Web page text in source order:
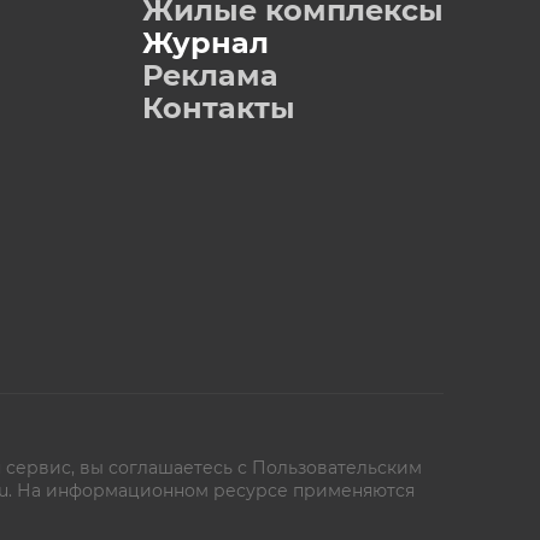
Жилые комплексы
Журнал
Реклама
Контакты
вы соглашаетесь с Пользовательским
На информационном ресурсе применяются